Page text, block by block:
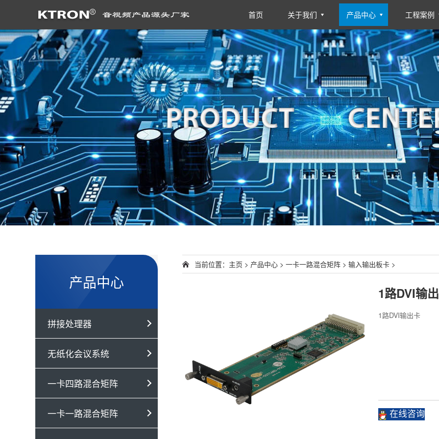
首页 关于我们 产品中心 工程案例
产品中心
拼接处理器
无纸化会议系统
一卡四路混合矩阵
一卡一路混合矩阵
当前位置： 主页 > 产品中心 > 一卡一路混合矩阵 > 输入输出板卡 >
1路DVI输
1路DVI输出卡
在线咨询